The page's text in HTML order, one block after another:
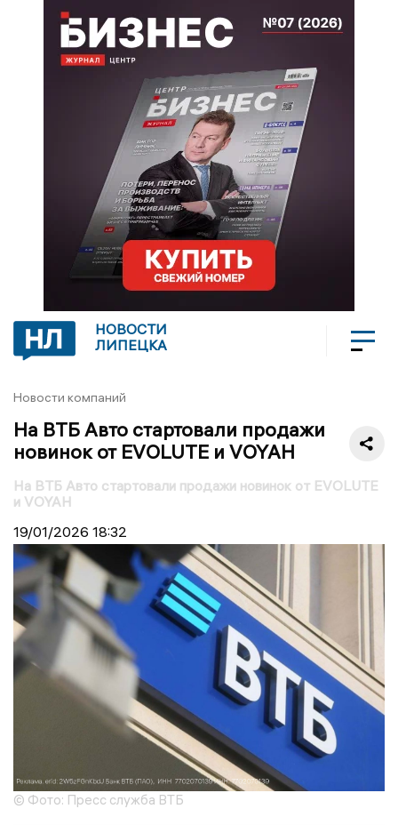
НОВОСТИ
ЛИПЕЦКА
Новости компаний
На ВТБ Авто стартовали продажи
новинок от EVOLUTE и VOYAH
На ВТБ Авто стартовали продажи новинок от EVOLUTE
и VOYAH
19/01/2026 18:32
© Фото: Пресс служба ВТБ